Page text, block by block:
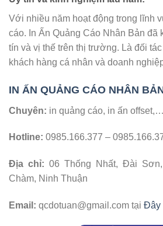
Với nhiều năm hoạt động trong lĩnh
cáo. In Ấn Quảng Cáo Nhân Bản đã
tín và vị thế trên thị trường. Là đối
khách hàng cá nhân và doanh
IN ẤN QUẢNG CÁO NHÂN
Chuyên: in quảng cáo, in ấn offset,…
Hotline: 0985.166.377 –
Địa chỉ: 06 Thống Nhất, Đài
Chàm, Ninh Thuận
Email: qcdotuan@gmail.com tại Đây